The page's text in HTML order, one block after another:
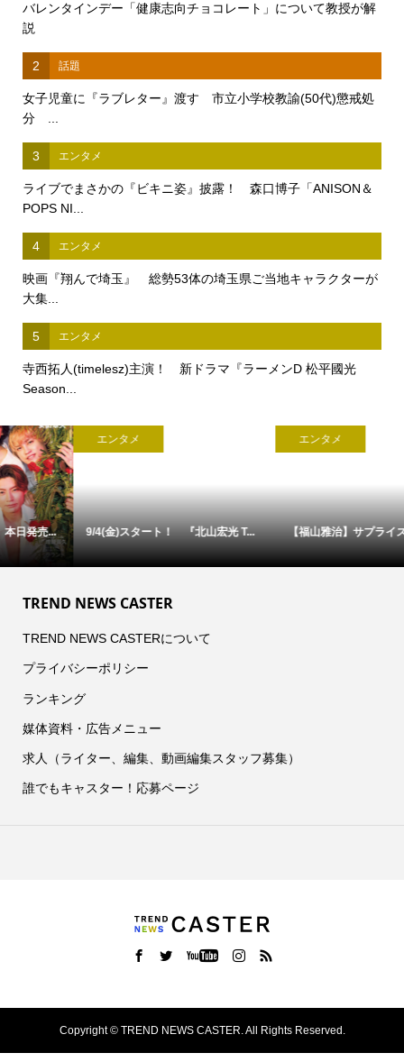
バレンタインデー「健康志向チョコレート」について教授が解
説
2 話題
女子児童に『ラブレター』渡す 市立小学校教諭(50代)懲戒処
分 ...
3 エンタメ
ライブでまさかの『ビキニ姿』披露！ 森口博子「ANISON＆
POPS NI...
4 エンタメ
映画『翔んで埼玉』 総勢53体の埼玉県ご当地キャラクターが
大集...
5 エンタメ
寺西拓人(timelesz)主演！ 新ドラマ『ラーメンD 松平國光
Season...
エンタメ
9/4(金)スタート！ 『北山宏光 T... 【福山雅治】サプライズ登壇！ ...
TREND NEWS CASTER
TREND NEWS CASTERについて
プライバシーポリシー
ランキング
媒体資料・広告メニュー
求人（ライター、編集、動画編集スタッフ募集）
誰でもキャスター！応募ページ
Copyright ©TREND NEWS CASTER. All Rights Reserved.